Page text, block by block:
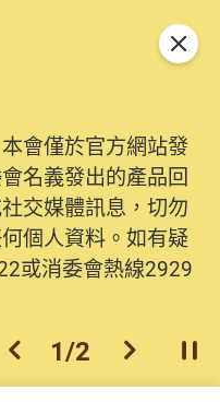
會僅於官方網站發
名義發出的產品回
交媒體訊息，切勿
個人資料。如有疑
或消委會熱線2929
上一個
1/2 下一個開
關閉